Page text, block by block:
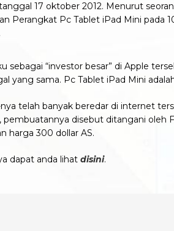
17 oktober 2012. Menurut
Perangkat Pc Tablet iPad Mini pada
sebagai “investor besar” di Apple
yang sama. Pc Tablet iPad Mini
telah banyak beredar di internet
disebut ditangani oleh
harga 300 dollar AS.
dapat anda lihat disini.